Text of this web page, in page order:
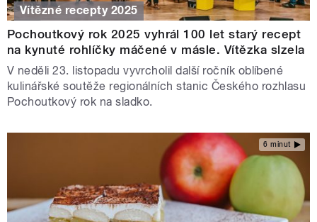
Vítězné recepty 2025
Pochoutkový rok 2025 vyhrál 100 let starý recept
na kynuté rohlíčky máčené v másle. Vítězka slzela
V neděli 23. listopadu vyvrcholil další ročník oblíbené
kulinářské soutěže regionálních stanic Českého rozhlasu
Pochoutkový rok na sladko.
6 minut